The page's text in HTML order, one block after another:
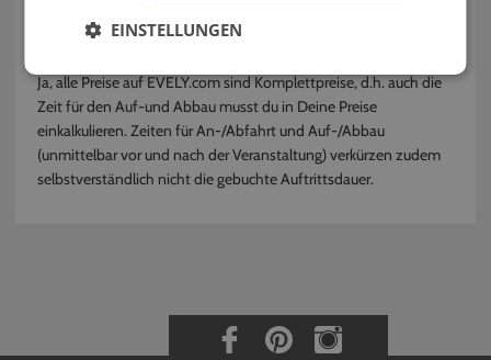
inklusive?
Ja, alle Preise auf EVELY.com sind Komplettpreise, d.h. auch die
Zeit für den Auf-und Abbau musst du in Deine Preise
einkalkulieren. Zeiten für An-/Abfahrt und Auf-/Abbau
(unmittelbar vor und nach der Veranstaltung) verkürzen zudem
selbstverständlich nicht die gebuchte Auftrittsdauer.
EINSTELLUNGEN